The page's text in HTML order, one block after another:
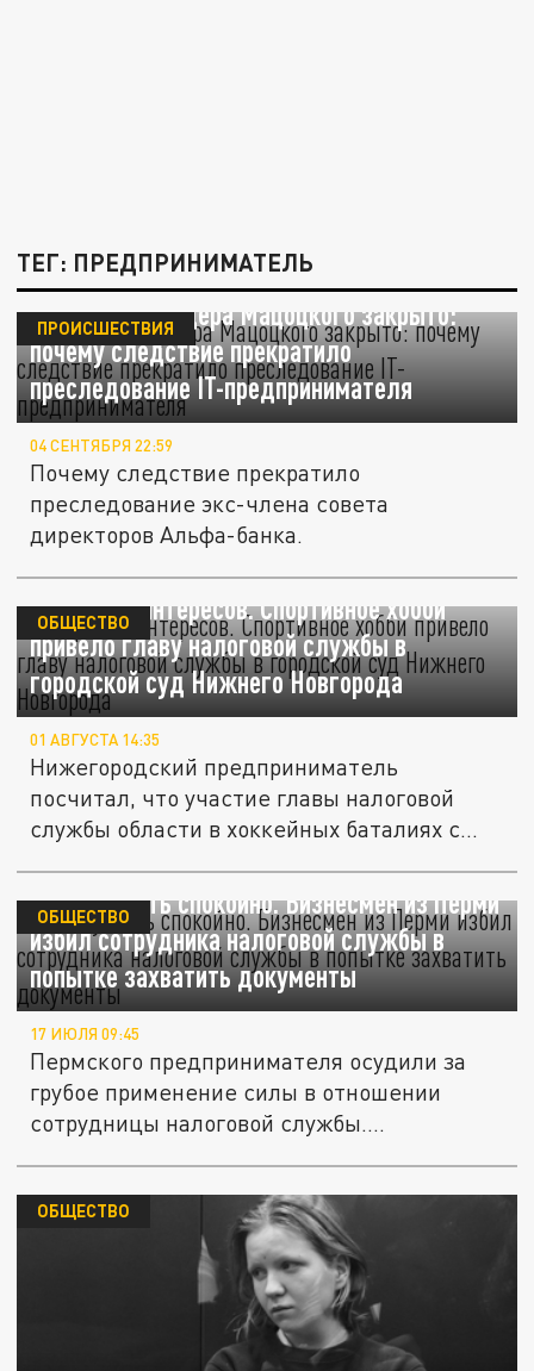
ТЕГ: ПРЕДПРИНИМАТЕЛЬ
Дело миллиардера Мацоцкого закрыто:
почему следствие прекратило
преследование IT-предпринимателя
ПРОИСШЕСТВИЯ
04 СЕНТЯБРЯ 22:59
Почему следствие прекратило
преследование экс-члена совета
директоров Альфа-банка.
Конфликт интересов. Спортивное хобби
привело главу налоговой службы в
городской суд Нижнего Новгорода
ОБЩЕСТВО
01 АВГУСТА 14:35
Нижегородский предприниматель
посчитал, что участие главы налоговой
службы области в хоккейных баталиях с...
Хотел уснуть спокойно. Бизнесмен из Перми
избил сотрудника налоговой службы в
попытке захватить документы
ОБЩЕСТВО
17 ИЮЛЯ 09:45
Пермского предпринимателя осудили за
грубое применение силы в отношении
сотрудницы налоговой службы.
ОБЩЕСТВО